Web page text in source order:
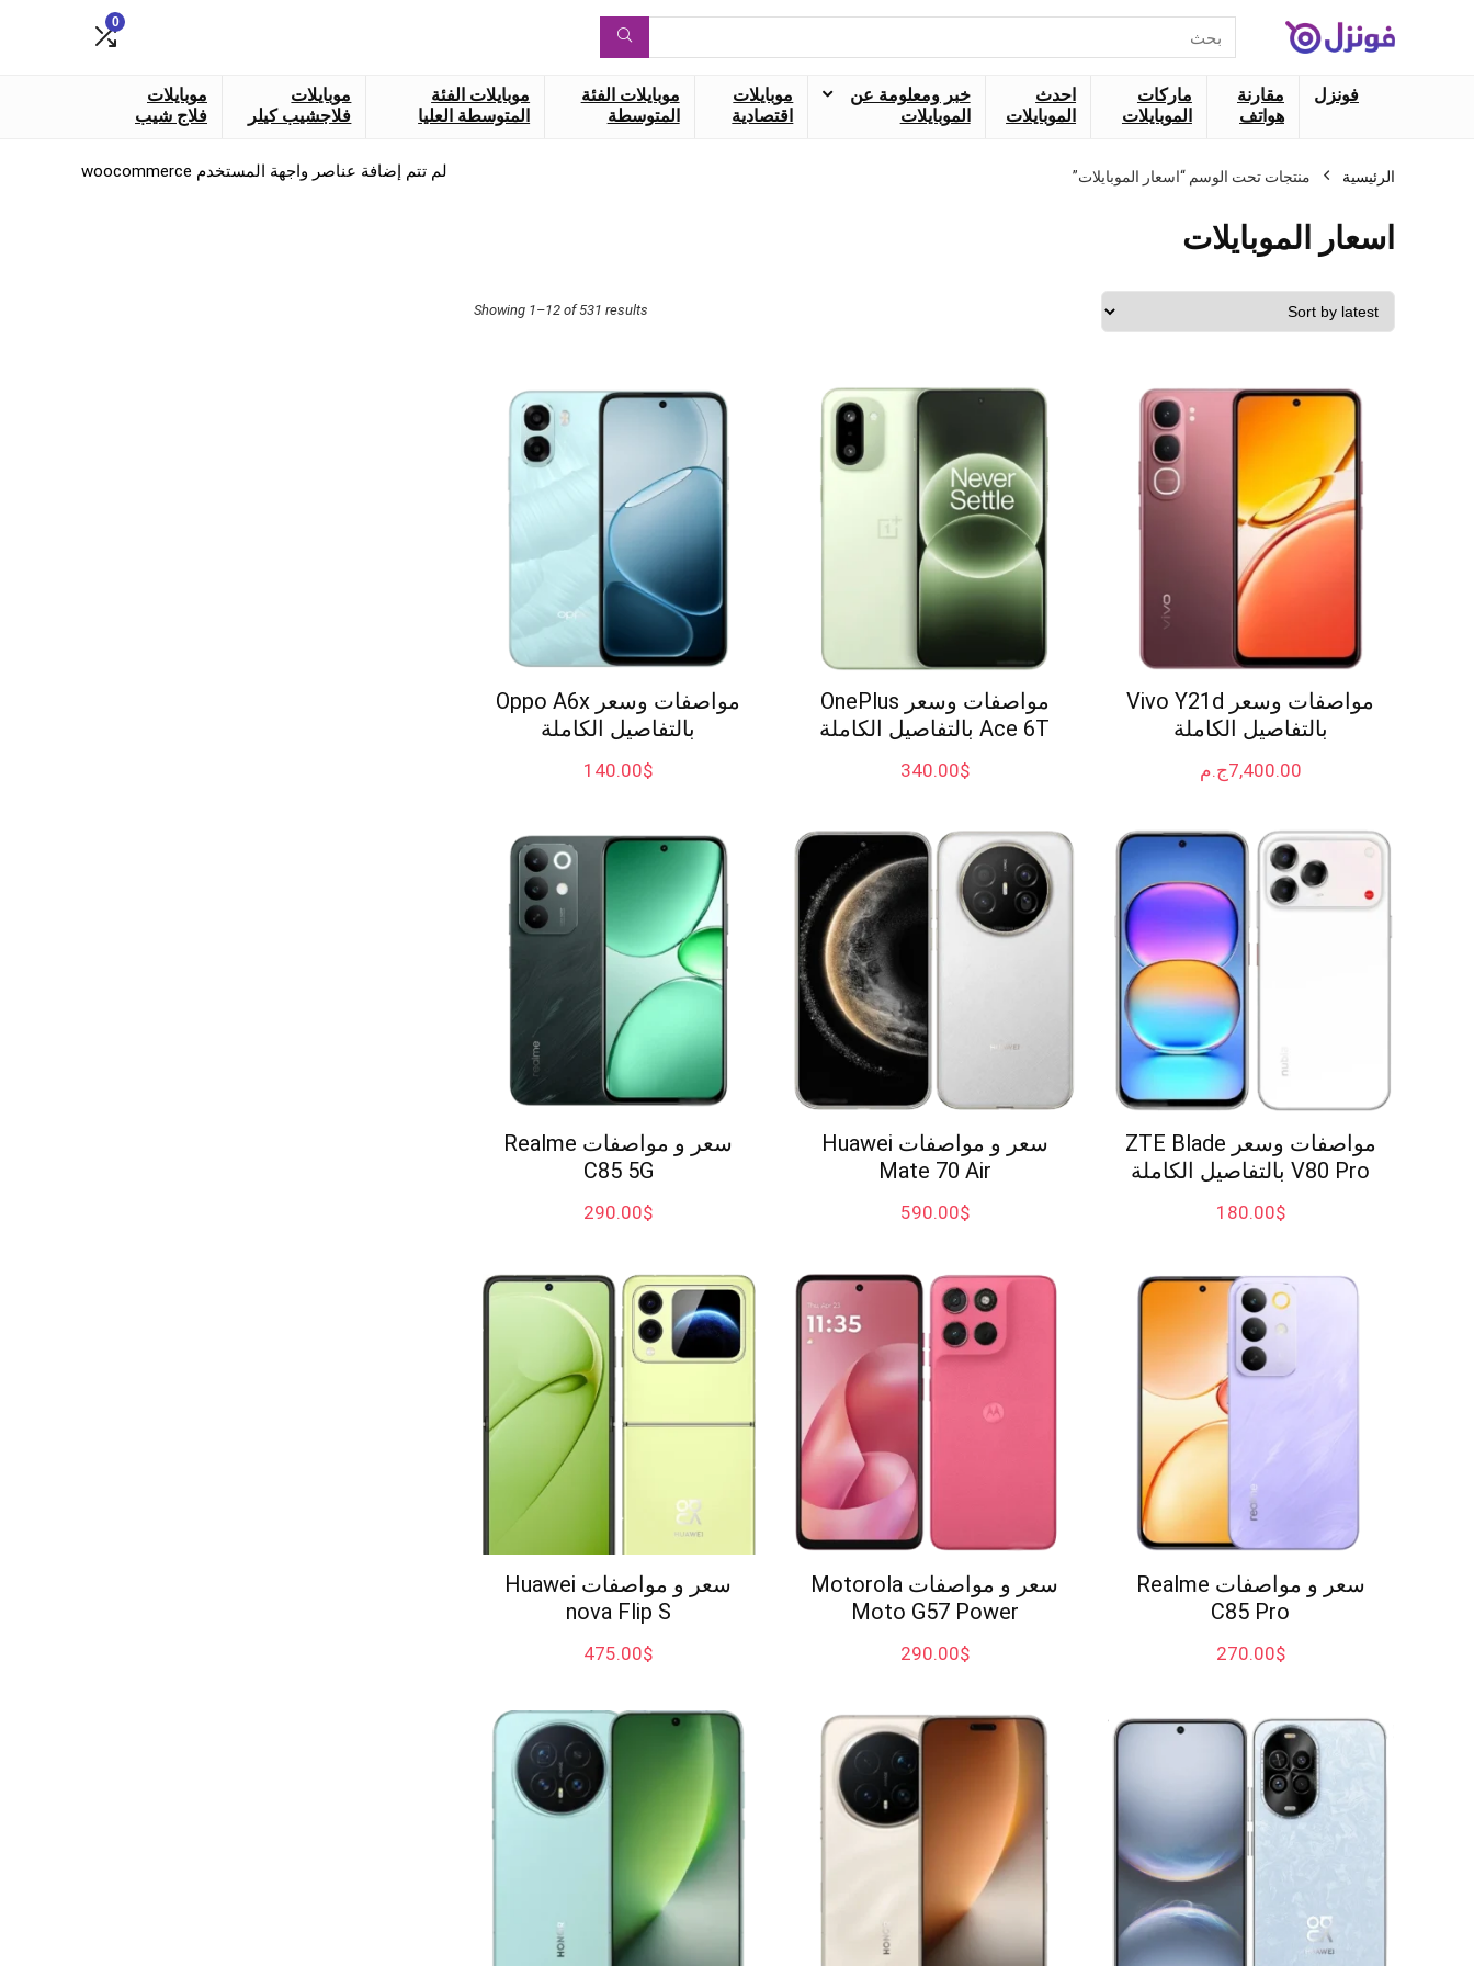
عن:
0
فونزل
مقارنة
هواتف
ماركات
الموبايلات
احدث
الموبايلات
خبر ومعلومة عن
الموبايلات
موبايلات
اقتصادية
موبايلات الفئة
المتوسطة
موبايلات الفئة
المتوسطة العليا
موبايلات
فلاجشيب كيلر
موبايلات
فلاج شيب
الرئيسية منتجات تحت الوسم “اسعار الموبايلات”
اسعار الموبايلات
Showing 1–12 of 531 results
Sorted
مواصفات وسعر Vivo Y21d
بالتفاصيل الكاملة
ج.م7,400.00
مواصفات وسعر OnePlus
Ace 6T بالتفاصيل الكاملة
$
340.00
مواصفات وسعر Oppo A6x
بالتفاصيل الكاملة
$
140.00
مواصفات وسعر ZTE Blade
V80 Pro بالتفاصيل الكاملة
$
180.00
سعر و مواصفات Huawei
Mate 70 Air
$
590.00
سعر و مواصفات Realme
C85 5G
$
290.00
سعر و مواصفات Realme
C85 Pro
$
270.00
سعر و مواصفات Motorola
Moto G57 Power
$
290.00
سعر و مواصفات Huawei
nova Flip S
$
475.00
لم تتم إضافة عناصر واجهة المستخدم woocommerce